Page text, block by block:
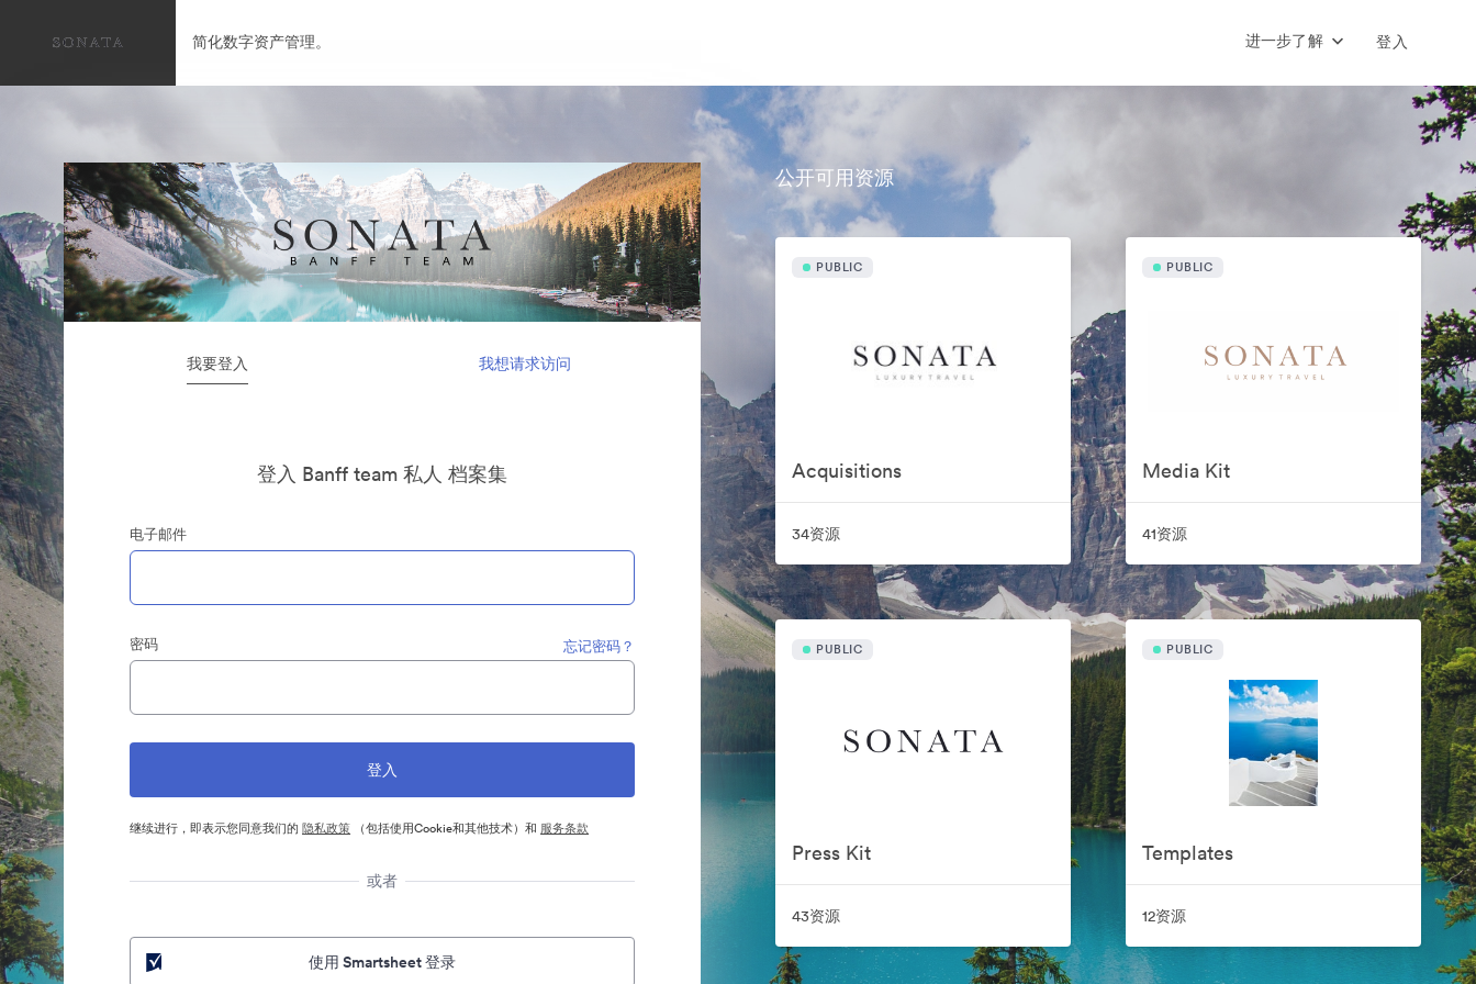
简化数字资产管理。 进一步了解 登入
我要登入 我想请求访问
登入 Banff team 私人 档案集
电子邮件
密码 忘记密码？
继续进行，即表示您同意我们的隐私政策 （包括使用Cookie和其他技术）和 服务条款
或者
使用 Smartsheet 登录
公开可用资源
PUBLIC
Acquisitions
34资源
PUBLIC
Media Kit
41资源
PUBLIC
Press Kit
43资源
PUBLIC
Templates
12资源